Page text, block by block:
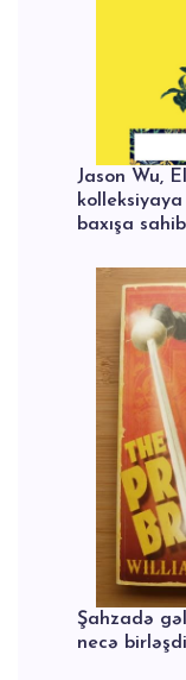
Jason Wu,
baxışa
Şahzadə
necə